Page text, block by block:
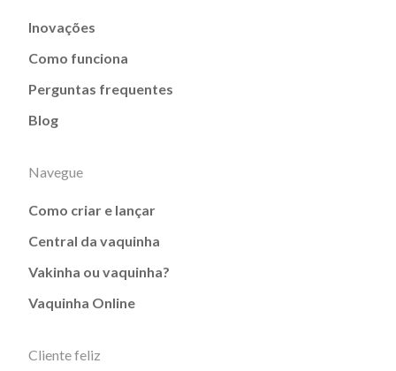
Inovações
Como funciona
Perguntas frequentes
Blog
Navegue
Como criar e lançar
Central da vaquinha
Vakinha ou vaquinha?
Vaquinha Online
Cliente feliz